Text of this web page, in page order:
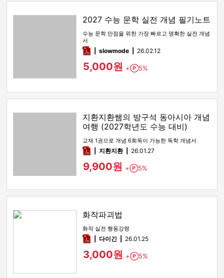
2027 수능 문학 실전 개념 필기노트
수능 문학 만점을 위한 가장 빠르고 명확한 실전 개념
서
pdfslowmode 26.02.12
5,000원 + Point
5%
지환지환쌤의 방구석 동아시아 개념
여행 (2027학년도 수능 대비)
교재 1권으로 개념 6회독이 가능한 독학 개념서
pdf지환지환 26.01.27
9,900원 + Point
5%
화작파괴법
화작 실전 행동강령
pdf다이긴 26.01.25
3,000원 + Point
5%